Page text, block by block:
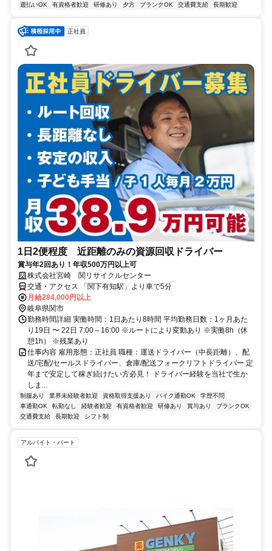
週払いOK
有資格者歓迎 研修あり 夕方 ブランクOK 交通費支給 長期歓迎
正社員
1日2便程度 近距離のみの資源回収ドライバー
賞与年2回あり！年収500万円以上可
株式会社宮崎 関リサイクルセンター
交通・アクセス 「関下有知駅」より車で5分
月給284,000円以上
岐阜県関市
勤務時間詳細 実働時間：1日あたり8時間 平均勤務日数：1ヶ月あた
り19日 〜 22日 7:00～16:00 ※ルートにより変動あり ※実働8h（休
憩1h） ※残業あり
仕事内容 雇用形態：正社員 職種：運送ドライバー（中長距離）、配
送/宅配/セールスドライバー、倉庫/配送フォークリフトドライバー 定
年まで安定して稼ぎ続けたい方必見！ ドライバー経験を当社で生か
しま...
制服あり 業界未経験者歓迎 資格取得支援あり バイク通勤OK
学歴不問
車通勤OK
転勤なし 経験者歓迎 有資格者歓迎 研修あり 賞与あり
ブランクOK
交通費支給
長期歓迎 シフト制
アルバイト・パート